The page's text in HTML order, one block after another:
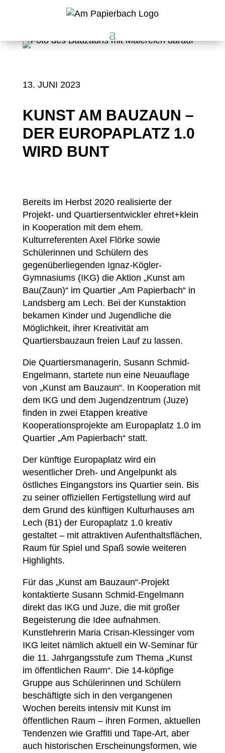
13. JUNI 2023
KUNST AM BAUZAUN –
DER EUROPAPLATZ 1.0
WIRD BUNT
Bereits im Herbst 2020 realisierte der
Projekt- und Quartiersentwickler ehret+klein
in Kooperation mit dem ehem.
Kulturreferenten Axel Flörke sowie
Schülerinnen und Schülern des
gegenüberliegenden Ignaz-Kögler-
Gymnasiums (IKG) die Aktion „Kunst am
Bau(Zaun)“ im Quartier „Am Papierbach“ in
Landsberg am Lech. Bei der Kunstaktion
bekamen Kinder und Jugendliche die
Möglichkeit, ihrer Kreativität am
Quartiersbauzaun freien Lauf zu lassen.
Die Quartiersmanagerin, Susann Schmid-
Engelmann, startete nun eine Neuauflage
von „Kunst am Bauzaun“. In Kooperation mit
dem IKG und dem Jugendzentrum (Juze)
finden in zwei Etappen kreative
Kooperationsprojekte am Europaplatz 1.0 im
Quartier „Am Papierbach“ statt.
Der künftige Europaplatz wird ein
wesentlicher Dreh- und Angelpunkt als
östliches Eingangstors ins Quartier sein. Bis
zu seiner offiziellen Fertigstellung wird auf
dem Grund des künftigen Kulturhauses am
Lech (B1) der Europaplatz 1.0 kreativ
gestaltet – mit attraktiven Aufenthaltsflächen,
Raum für Spiel und Spaß sowie weiteren
Highlights.
Für das „Kunst am Bauzaun“-Projekt
kontaktierte Susann Schmid-Engelmann
direkt das IKG und Juze, die mit großer
Begeisterung die Idee aufnahmen.
Kunstlehrerin Maria Crisan-Klessinger vom
IKG leitet nämlich aktuell ein W-Seminar für
die 11. Jahrgangsstufe zum Thema „Kunst
im öffentlichen Raum“. Die 14-köpfige
Gruppe aus Schülerinnen und Schülern
beschäftigte sich in den vergangenen
Wochen bereits intensiv mit Kunst im
öffentlichen Raum – ihren Formen, aktuellen
Tendenzen wie Graffiti und Tape-Art, aber
auch historischen Erscheinungsformen, wie